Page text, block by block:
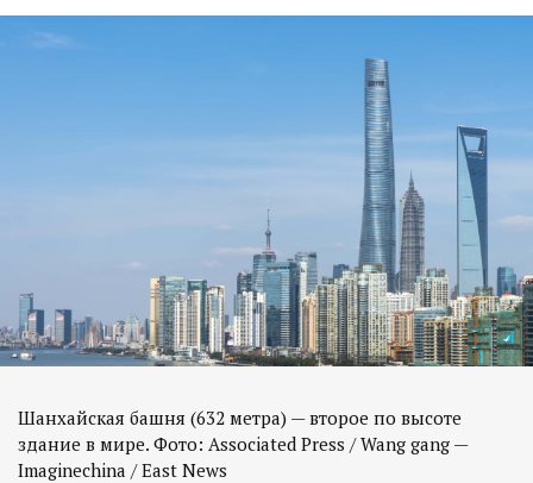
Шанхайская башня (632 метра) — второе по высоте
здание в мире. Фото: Associated Press / Wang gang —
Imaginechina / East News